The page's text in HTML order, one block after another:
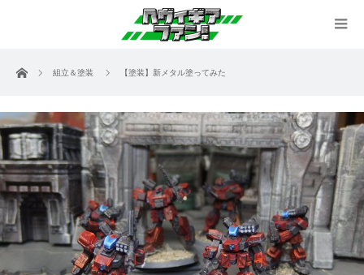
ホーム 組立＆塗装 【塗装】新メタル塗ってみた